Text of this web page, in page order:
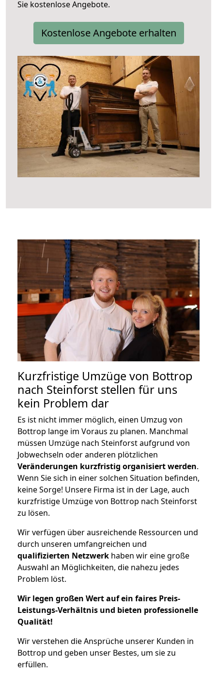
Sie kostenlose Angebote.
Kostenlose Angebote erhalten
Kurzfristige Umzüge von Bottrop
nach Steinforst stellen für uns
kein Problem dar
Es ist nicht immer möglich, einen Umzug von
Bottrop lange im Voraus zu planen. Manchmal
müssen Umzüge nach Steinforst aufgrund von
Jobwechseln oder anderen plötzlichen
Veränderungen kurzfristig organisiert werden.
Wenn Sie sich in einer solchen Situation befinden,
keine Sorge! Unsere Firma ist in der Lage, auch
kurzfristige Umzüge von Bottrop nach Steinforst
zu lösen.
Wir verfügen über ausreichende Ressourcen und
durch unseren umfangreichen und
qualifizierten Netzwerk haben wir eine große
Auswahl an Möglichkeiten, die nahezu jedes
Problem löst.
Wir legen großen Wert auf ein faires Preis-
Leistungs-Verhältnis und bieten professionelle
Qualität!
Wir verstehen die Ansprüche unserer Kunden in
Bottrop und geben unser Bestes, um sie zu
erfüllen.